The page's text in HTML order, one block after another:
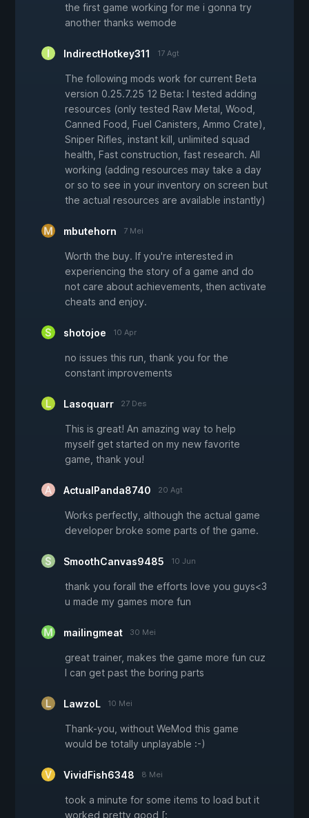
the first game working for me i gonna try
another thanks wemode
IndirectHotkey311 17 Agt
The following mods work for current Beta
version 0.25.7.25 12 Beta: I tested adding
resources (only tested Raw Metal, Wood,
Canned Food, Fuel Canisters, Ammo Crate),
Sniper Rifles, instant kill, unlimited squad
health, Fast construction, fast research. All
working (adding resources may take a day
or so to see in your inventory on screen but
the actual resources are available instantly)
mbutehorn 7 Mei
Worth the buy. If you're interested in
experiencing the story of a game and do
not care about achievements, then activate
cheats and enjoy.
shotojoe 10 Apr
no issues this run, thank you for the
constant improvements
Lasoquarr 27 Des
This is great! An amazing way to help
myself get started on my new favorite
game, thank you!
ActualPanda8740 20 Agt
Works perfectly, although the actual game
developer broke some parts of the game.
SmoothCanvas9485 10 Jun
thank you forall the efforts love you guys<3
u made my games more fun
mailingmeat 30 Mei
great trainer, makes the game more fun cuz
I can get past the boring parts
LawzoL 10 Mei
Thank-you, without WeMod this game
would be totally unplayable :-)
VividFish6348 8 Mei
took a minute for some items to load but it
worked pretty good [: